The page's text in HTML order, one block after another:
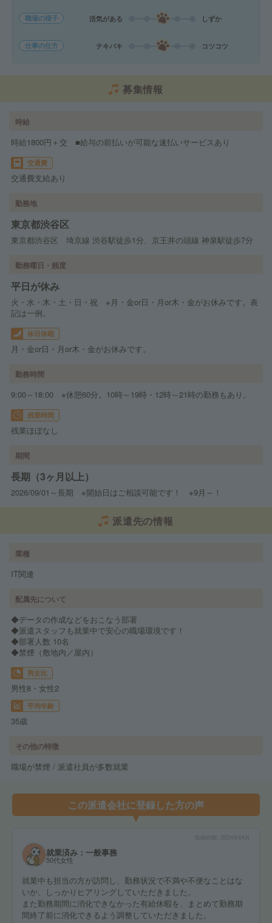
職場の様子 活気がある しずか
仕事の仕方 テキパキ コツコツ
募集情報
時給
時給1800円＋交 ■給与の前払いが可能な速払いサービスあり
交通費
交通費支給あり
勤務地
東京都渋谷区
東京都渋谷区 埼京線 渋谷駅徒歩1分、京王井の頭線 神泉駅徒歩7分
勤務曜日・頻度
平日が休み
火・水・木・土・日・祝 ※月・金or日・月or木・金がお休みです。表
記は一例。
休日休暇
月・金or日・月or木・金がお休みです。
勤務時間
9:00～18:00 ※休憩60分。10時～19時・12時～21時の勤務もあり。
残業時間
残業ほぼなし
期間
長期（3ヶ月以上）
2026/09/01～長期 ※開始日はご相談可能です！ ※9月～！
派遣先の情報
業種
IT関連
配属先について
◆データの作成などをおこなう部署
◆派遣スタッフも就業中で安心の職場環境です！
◆部署人数 10名
◆禁煙（敷地内／屋内）
男女比
男性8・女性2
平均年齢
35歳
その他の特徴
職場が禁煙 / 派遣社員が多数就業
この派遣会社に登録した方の声
2024年04月
就業済み：一般事務
50代女性
就業中も担当の方が訪問し、勤務状況で不満や不便なことはな
いか、しっかりヒアリングしていただきました。
また勤務期間に消化できなかった有給休暇を、まとめて勤務期
間終了前に消化できるよう調整していただきました。